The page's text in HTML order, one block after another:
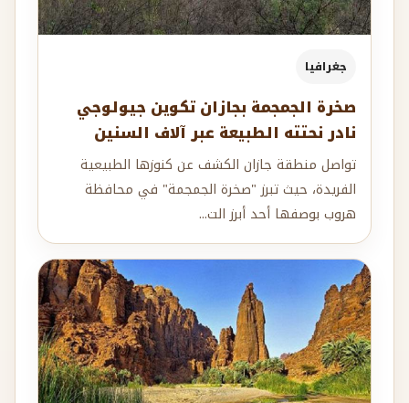
جغرافيا
صخرة الجمجمة بجازان تكوين جيولوجي
نادر نحتته الطبيعة عبر آلاف السنين
تواصل منطقة جازان الكشف عن كنوزها الطبيعية
الفريدة، حيث تبرز "صخرة الجمجمة" في محافظة
هروب بوصفها أحد أبرز الت...